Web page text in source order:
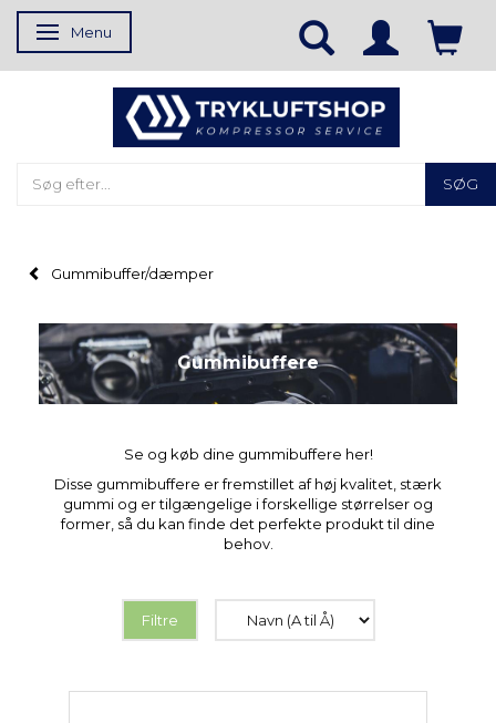
Skifte navigation
Menu
SØG
Gummibuffer/dæmper
Gummibuffere
Se og køb dine gummibuffere her!
Disse gummibuffere er fremstillet af høj kvalitet, stærk
gummi og er tilgængelige i forskellige størrelser og
former, så du kan finde det perfekte produkt til dine
behov.
Filtre